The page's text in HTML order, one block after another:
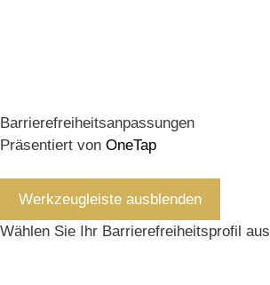
Barrierefreiheitsanpassungen
Präsentiert von OneTap
Werkzeugleiste ausblenden
Wählen Sie Ihr Barrierefreiheitsprofil aus